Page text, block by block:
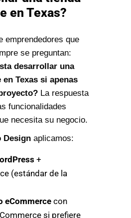
en Texas?
emprendedores que
se preguntan:
desarrollar una
Texas si apenas
La respuesta
funcionalidades
necesita su negocio.
Design aplicamos:
+
(estándar de la
eCommerce con
si prefiere